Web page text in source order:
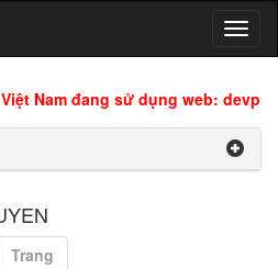
Nam đang sử dụng web:
Trang